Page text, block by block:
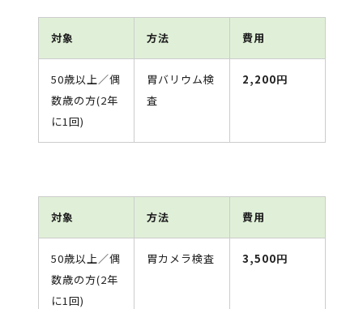
対象 方法 費用
50歳以上／偶
数歳の方(2年
に1回)
胃バリウム検
査
2,200円
対象 方法 費用
50歳以上／偶
数歳の方(2年
に1回)
胃カメラ検査 3,500円